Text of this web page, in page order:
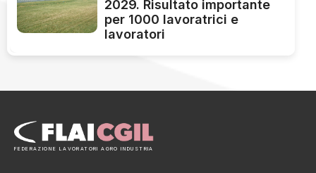
2029. Risultato importante
per 1000 lavoratrici e
lavoratori
FEDERAZIONE LAVORATORI AGRO INDUSTRIA